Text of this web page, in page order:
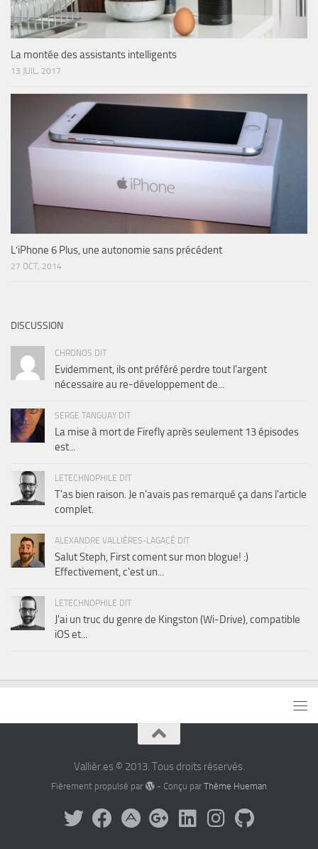
La montée des assistants intelligents
13 JUIL, 2017
L’iPhone 6 Plus, une autonomie sans précédent
27 OCT, 2014
DISCUSSION
CHRONOS DIT
Evidemment, ils ont préféré perdre tout l'argent
nécessaire au re-développement de...
SERGE TANGUAY DIT
La mise à mort de Firefly après seulement 13 épisodes
est...
LETECHNOPHILE DIT
T'as bien raison. Je n'avais pas remarqué ça dans l'article
complet.
ALEXANDRE VALLIÈRES-LAGACÉ DIT
Salut Steph, First coment sur mon blogue! :)
Effectivement, c'est un...
LETECHNOPHILE DIT
J'ai un truc du genre de Kingston (Wi-Drive), compatible
iOS et...
Vallièr.es © 2013. Tous droits réservés.
Fièrement propulsé par - Conçu par Thème Hueman